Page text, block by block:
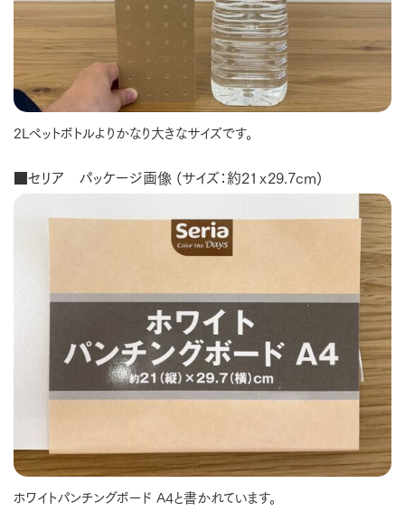
2Lペットボトルよりかなり大きなサイズです。
■セリア パッケージ画像 (サイズ：約21ｘ29.7cm)
ホワイトパンチングボード A4と書かれています。